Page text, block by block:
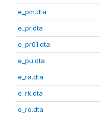
e_pm.dta
e_pr.dta
e_pr01.dta
e_pu.dta
e_ra.dta
e_rk.dta
e_ro.dta